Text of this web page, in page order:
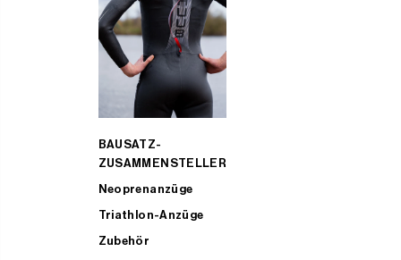
BAUSATZ-
ZUSAMMENSTELLER
Neoprenanzüge
Triathlon-Anzüge
Zubehör